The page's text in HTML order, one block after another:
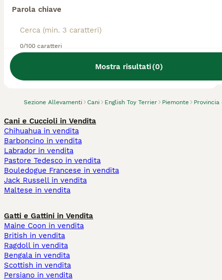
Parola chiave
0/100 caratteri
Mostra risultati(0)
Sezione Allevamenti Cani English Toy Terrier Piemonte Provincia
Abbiamo trovato 0 Allevamento di English
Toy Terrier, Bra.
Cani e Cuccioli in Vendita
Chihuahua in vendita
Barboncino in vendita
Labrador in vendita
Pastore Tedesco in vendita
Bouledogue Francese in vendita
Jack Russell in vendita
Maltese in vendita
Gatti e Gattini in Vendita
Maine Coon in vendita
British in vendita
Ragdoll in vendita
Bengala in vendita
Scottish in vendita
Persiano in vendita